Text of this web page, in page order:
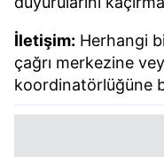
kılınması ve
reklam/pazarlama
sınırlı olarak açık
Çerezlere ilişkin
vasıtasıyla
İletişim: Herhangi
çağrı merkezine
koordinatörlüğüne